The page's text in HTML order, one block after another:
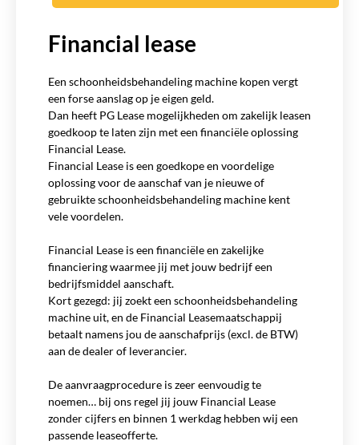
Financial lease
Een schoonheidsbehandeling machine kopen vergt
een forse aanslag op je eigen geld.
Dan heeft PG Lease mogelijkheden om zakelijk leasen
goedkoop te laten zijn met een financiële oplossing
Financial Lease.
Financial Lease is een goedkope en voordelige
oplossing voor de aanschaf van je nieuwe of
gebruikte schoonheidsbehandeling machine kent
vele voordelen.
Financial Lease is een financiële en zakelijke
financiering waarmee jij met jouw bedrijf een
bedrijfsmiddel aanschaft.
Kort gezegd: jij zoekt een schoonheidsbehandeling
machine uit, en de Financial Leasemaatschappij
betaalt namens jou de aanschafprijs (excl. de BTW)
aan de dealer of leverancier.
De aanvraagprocedure is zeer eenvoudig te
noemen… bij ons regel jij jouw Financial Lease
zonder cijfers en binnen 1 werkdag hebben wij een
passende leaseofferte.